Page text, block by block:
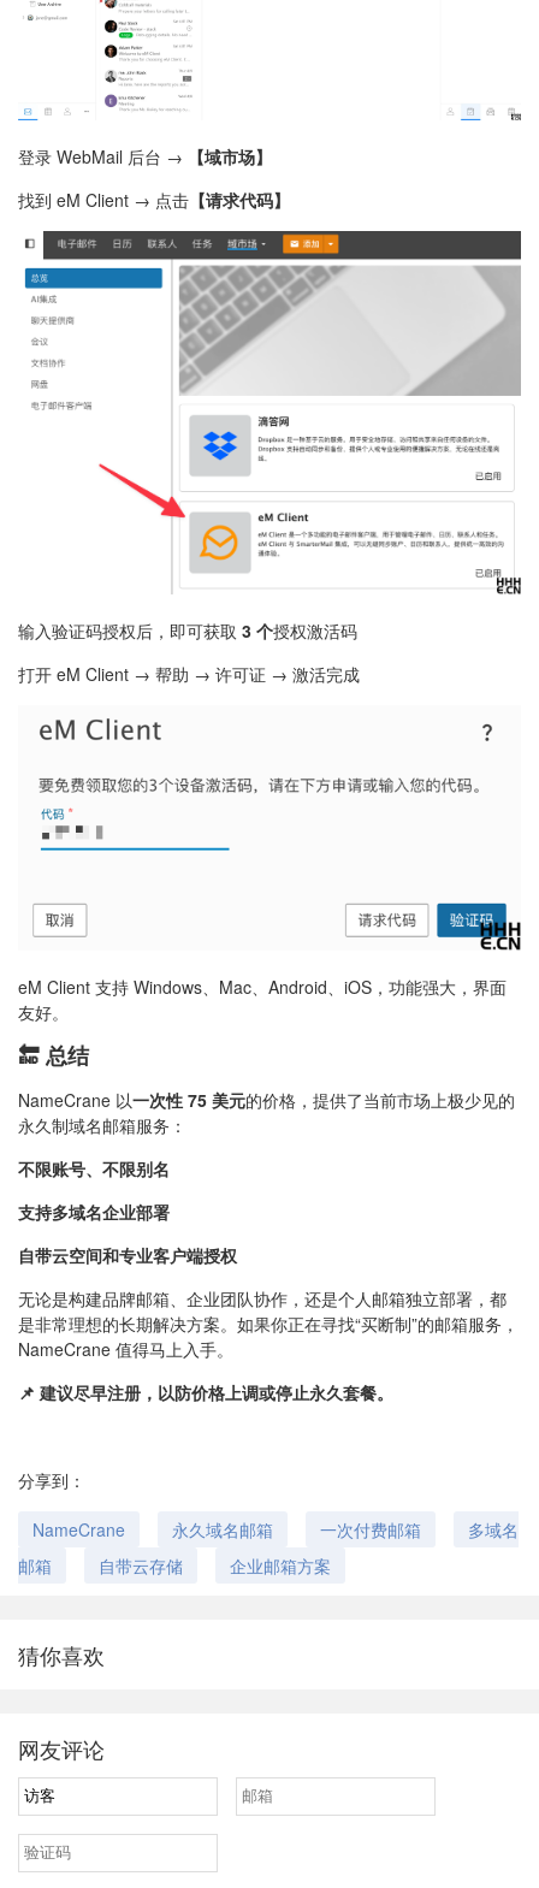
登录 WebMail 后台 →
【域市场】
找到 eM Client → 点击 【请求代码】
输入验证码授权后，即可获取 3 个授权激活码
打开 eM Client → 帮助 → 许可证 → 激活完成
eM Client 支持 Windows、Mac、Android、iOS，功能强大，界面
友好。
🔚 总结
NameCrane 以一次性 75 美元的价格，提供了当前市场上极少见的
永久制域名邮箱服务：
不限账号、不限别名
支持多域名企业部署
自带云空间和专业客户端授权
无论是构建品牌邮箱、企业团队协作，还是个人邮箱独立部署，都
是非常理想的长期解决方案。如果你正在寻找“买断制”的邮箱服务，
NameCrane 值得马上入手。
📌 建议尽早注册，以防价格上调或停止永久套餐。
分享到：
NameCrane 永久域名邮箱 一次付费邮箱
多域名
邮箱
自带云存储 企业邮箱方案
猜你喜欢
网友评论